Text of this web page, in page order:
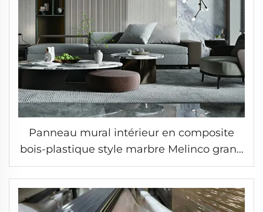
Panneau mural intérieur en composite
bois-plastique style marbre Melinco grand
format 2800*1200*9mm